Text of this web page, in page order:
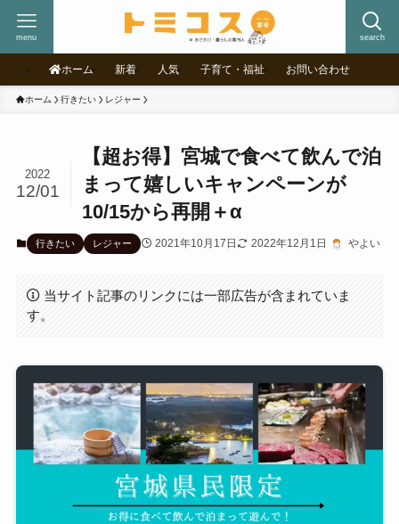
search
menu
ホーム 新着 人気 子育て・福祉 お問い合わせ
ホーム 行きたい レジャー
【超お得】宮城で食べて飲んで泊
まって嬉しいキャンペーンが
10/15から再開＋α
2022
12/01
行きたい レジャー 2021年10月17日 2022年12月1日 やよい
当サイト記事のリンクには一部広告が含まれていま
す。